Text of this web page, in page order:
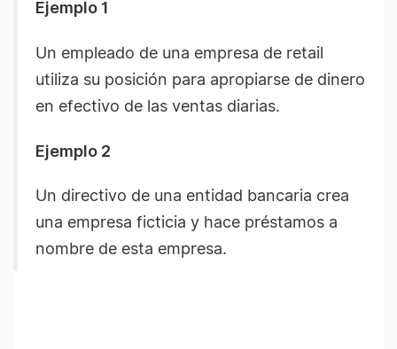
Ejemplo 1
Un empleado de una empresa de retail
utiliza su posición para apropiarse de dinero
en efectivo de las ventas diarias.
Ejemplo 2
Un directivo de una entidad bancaria crea
una empresa ficticia y hace préstamos a
nombre de esta empresa.